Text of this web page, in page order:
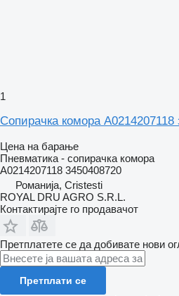
1
Сопирачка комора A0214207118
Цена на барање
Пневматика - сопирачка комора
A0214207118 3450408720
Романија, Cristesti
ROYAL DRU AGRO S.R.L.
Контактирајте го продавачот
Претплатете се да добивате нови
Претплати се